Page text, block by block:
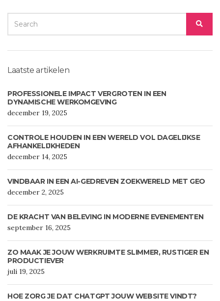
SEARCH
FOR:
Laatste artikelen
PROFESSIONELE IMPACT VERGROTEN IN EEN
DYNAMISCHE WERKOMGEVING
december 19, 2025
CONTROLE HOUDEN IN EEN WERELD VOL DAGELIJKSE
AFHANKELIJKHEDEN
december 14, 2025
VINDBAAR IN EEN AI-GEDREVEN ZOEKWERELD MET GEO
december 2, 2025
DE KRACHT VAN BELEVING IN MODERNE EVENEMENTEN
september 16, 2025
ZO MAAK JE JOUW WERKRUIMTE SLIMMER, RUSTIGER EN
PRODUCTIEVER
juli 19, 2025
HOE ZORG JE DAT CHATGPT JOUW WEBSITE VINDT?